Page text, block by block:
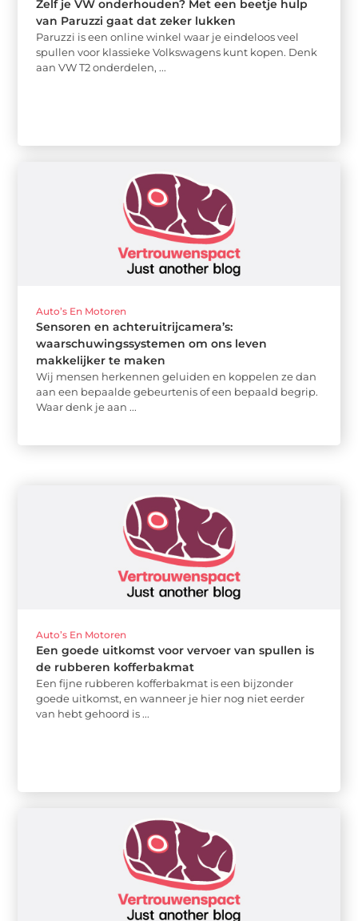
Zelf je VW onderhouden? Met een beetje hulp
van Paruzzi gaat dat zeker lukken
Paruzzi is een online winkel waar je eindeloos veel
spullen voor klassieke Volkswagens kunt kopen. Denk
aan VW T2 onderdelen, ...
Auto’s En Motoren
Sensoren en achteruitrijcamera’s:
waarschuwingssystemen om ons leven
makkelijker te maken
Wij mensen herkennen geluiden en koppelen ze dan
aan een bepaalde gebeurtenis of een bepaald begrip.
Waar denk je aan ...
Auto’s En Motoren
Een goede uitkomst voor vervoer van spullen is
de rubberen kofferbakmat
Een fijne rubberen kofferbakmat is een bijzonder
goede uitkomst, en wanneer je hier nog niet eerder
van hebt gehoord is ...